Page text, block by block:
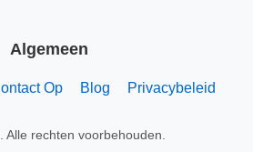
Algemeen
Op Blog Privacybeleid
rechten voorbehouden.